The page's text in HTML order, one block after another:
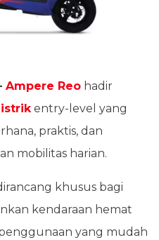
Ampere Reo hadir
entry-level yang
praktis, dan
mobilitas harian.
khusus bagi
kendaraan hemat
yang mudah